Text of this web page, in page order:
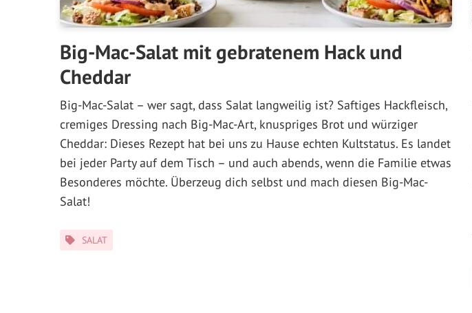
Big-Mac-Salat mit gebratenem Hack und
Cheddar
Big-Mac-Salat – wer sagt, dass Salat langweilig ist? Saftiges Hackfleisch,
cremiges Dressing nach Big-Mac-Art, knuspriges Brot und würziger
Cheddar: Dieses Rezept hat bei uns zu Hause echten Kultstatus. Es landet
bei jeder Party auf dem Tisch – und auch abends, wenn die Familie etwas
Besonderes möchte. Überzeug dich selbst und mach diesen Big-Mac-
Salat!
Kategorien
SALAT